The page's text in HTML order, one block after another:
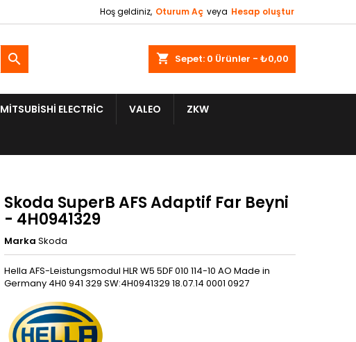
Hoş geldiniz, Oturum Aç veya Hesap oluştur
shopping_cart Sepet: 0 Ürünler - ₺0,00

MITSUBISHI ELECTRIC VALEO ZKW
Skoda SuperB AFS Adaptif Far Beyni
- 4H0941329
Marka Skoda
Hella AFS-Leistungsmodul HLR W5 5DF 010 114-10 AO Made in
Germany 4H0 941 329 SW:4H0941329 18.07.14 0001 0927